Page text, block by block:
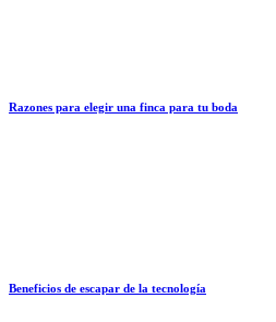
Razones para elegir una finca para tu boda
Beneficios de escapar de la tecnología